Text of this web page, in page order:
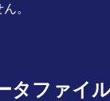
。
タファイ